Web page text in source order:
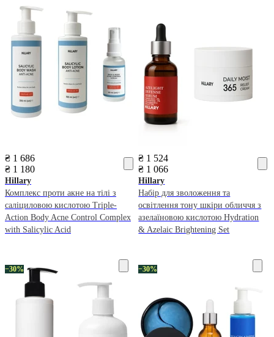
₴ 1 686
₴ 1 180
Hillary
Комплекс проти акне на тілі з
саліциловою кислотою Triple-
Action Body Acne Control Complex
with Salicylic Acid
₴ 1 524
₴ 1 066
Hillary
Набір для зволоження та
освітлення тону шкіри обличчя з
азелаїновою кислотою Hydration
& Azelaic Brightening Set
−30% −30%